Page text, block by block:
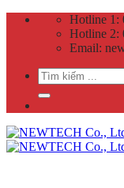
Skip
Hotline 1:
Hotline 2:
Email:
Search
for: